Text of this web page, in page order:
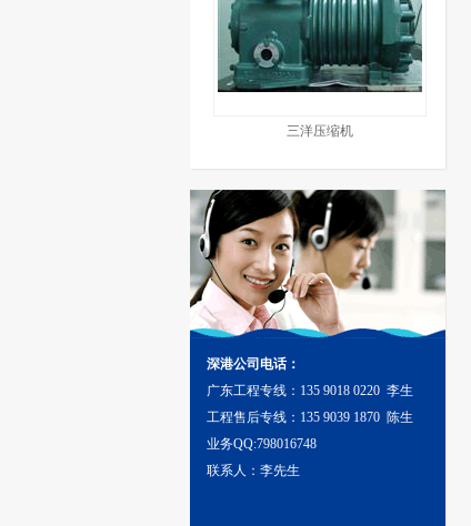
三洋压缩机
深港公司电话：
广东工程专线：135 9018 0220 李生
工程售后专线：135 9039 1870 陈生
业务QQ:798016748
联系人：李先生